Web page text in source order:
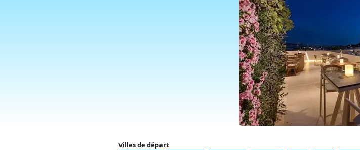
Villes de départ